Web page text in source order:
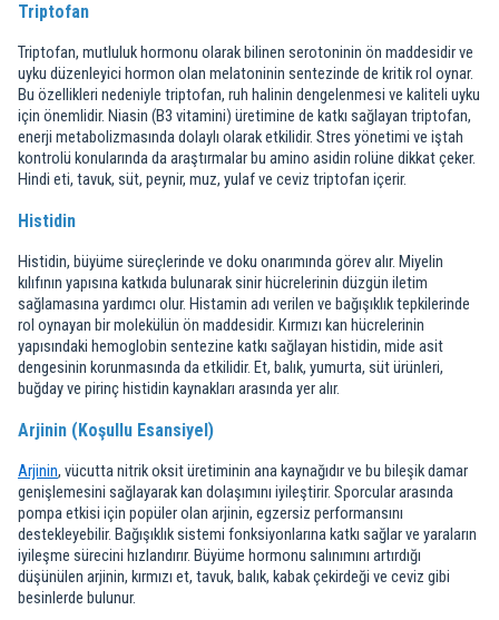
Triptofan
Triptofan, mutluluk hormonu olarak bilinen serotoninin ön maddesidir ve
uyku düzenleyici hormon olan melatoninin sentezinde de kritik rol oynar.
Bu özellikleri nedeniyle triptofan, ruh halinin dengelenmesi ve kaliteli uyku
için önemlidir. Niasin (B3 vitamini) üretimine de katkı sağlayan triptofan,
enerji metabolizmasında dolaylı olarak etkilidir. Stres yönetimi ve iştah
kontrolü konularında da araştırmalar bu amino asidin rolüne dikkat çeker.
Hindi eti, tavuk, süt, peynir, muz, yulaf ve ceviz triptofan içerir.
Histidin
Histidin, büyüme süreçlerinde ve doku onarımında görev alır. Miyelin
kılıfının yapısına katkıda bulunarak sinir hücrelerinin düzgün iletim
sağlamasına yardımcı olur. Histamin adı verilen ve bağışıklık tepkilerinde
rol oynayan bir molekülün ön maddesidir. Kırmızı kan hücrelerinin
yapısındaki hemoglobin sentezine katkı sağlayan histidin, mide asit
dengesinin korunmasında da etkilidir. Et, balık, yumurta, süt ürünleri,
buğday ve pirinç histidin kaynakları arasında yer alır.
Arjinin (Koşullu Esansiyel)
Arjinin, vücutta nitrik oksit üretiminin ana kaynağıdır ve bu bileşik damar
genişlemesini sağlayarak kan dolaşımını iyileştirir. Sporcular arasında
pompa etkisi için popüler olan arjinin, egzersiz performansını
destekleyebilir. Bağışıklık sistemi fonksiyonlarına katkı sağlar ve yaraların
iyileşme sürecini hızlandırır. Büyüme hormonu salınımını artırdığı
düşünülen arjinin, kırmızı et, tavuk, balık, kabak çekirdeği ve ceviz gibi
besinlerde bulunur.